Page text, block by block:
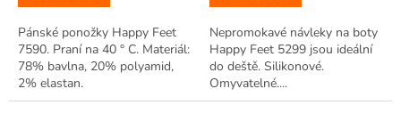
Pánské ponožky Happy Feet
7590. Praní na 40 ° C. Materiál:
78% bavlna, 20% polyamid,
2% elastan.
Nepromokavé návleky na boty
Happy Feet 5299 jsou ideální
do deště. Silikonové.
Omyvatelné....